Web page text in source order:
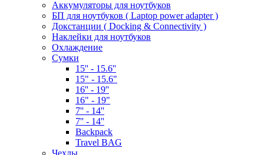
Аккумуляторы для ноутбуков
БП для ноутбуков ( Laptop power adapter )
Докстанции ( Docking & Connectivity )
Наклейки для ноутбуков
Охлаждение
Сумки
15'' - 15.6''
15" - 15.6"
16'' - 19''
16" - 19"
7'' - 14''
7'' - 14''
Backpack
Travel BAG
Чехлы